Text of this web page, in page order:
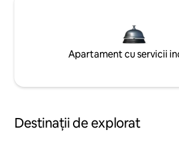
Apartament cu servicii
Destinații de explorat